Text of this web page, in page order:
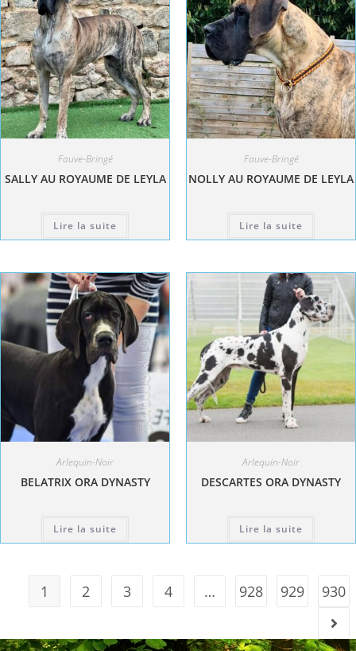
Fauve-Bringé
SALLY AU ROYAUME DE LEYLA
Lire la suite
Fauve-Bringé
NOLLY AU ROYAUME DE LEYLA
Lire la suite
Arlequin-Noir
BELATRIX ORA DYNASTY
Lire la suite
Arlequin-Noir
DESCARTES ORA DYNASTY
Lire la suite
1 2 3 4 … 928 929 930